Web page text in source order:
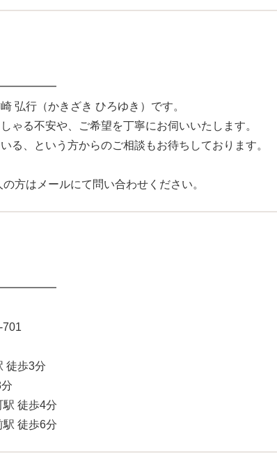
弘行（かきざき ひろゆき）です。
ゃる不安や、ご希望を丁寧にお伺いいたします。
る、という方からのご相談もお待ちしております。
方はメールにて問い合わせください。
701
徒歩3分
徒歩4分
徒歩6分